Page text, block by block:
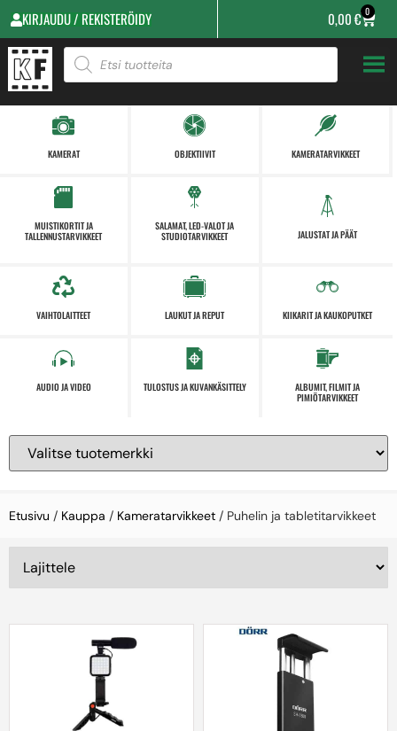
KIRJAUDU / REKISTERÖIDY 0,00€ 0
KAMERAT OBJEKTIIVIT KAMERATARVIKKEET
MUISTIKORTIT JA
TALLENNUSTARVIKKEET
SALAMAT, LED-VALOT JA
STUDIOTARVIKKEET
JALUSTAT JA PÄÄT
VAIHTOLAITTEET LAUKUT JA REPUT KIIKARIT JA KAUKOPUTKET
AUDIO JA VIDEO TULOSTUS JA KUVANKÄSITTELY
ALBUMIT, FILMIT JA
PIMIÖTARVIKKEET
Etusivu / Kauppa / Kameratarvikkeet / Puhelin ja tabletitarvikkeet